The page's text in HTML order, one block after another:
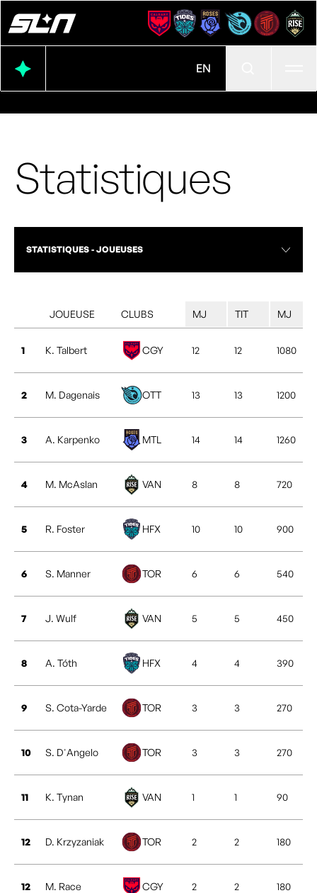
EN
Statistiques
STATISTIQUES - JOUEUSES
JOUEUSE CLUBS MJ TIT MJ
1 K. Talbert CGY 12 12 1080
2 M. Dagenais OTT 13 13 1200
3 A. Karpenko MTL 14 14 1260
4 M. McAslan VAN 8 8 720
5 R. Foster HFX 10 10 900
6 S. Manner TOR 6 6 540
7 J. Wulf VAN 5 5 450
8 A. Tóth HFX 4 4 390
9 S. Cota-Yarde TOR 3 3 270
10 S. D'Angelo TOR 3 3 270
11 K. Tynan VAN 1 1 90
12 D. Krzyzaniak TOR 2 2 180
12 M. Race CGY 2 2 180